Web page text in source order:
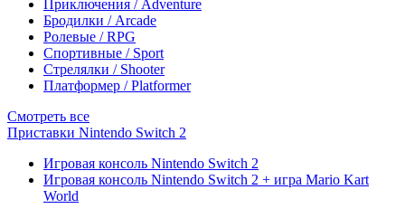
Приключения / Adventure
Бродилки / Arcade
Ролевые / RPG
Спортивные / Sport
Стрелялки / Shooter
Платформер / Platformer
Смотреть все
Приставки Nintendo Switch 2
Игровая консоль Nintendo Switch 2
Игровая консоль Nintendo Switch 2 + игра Mario Kart
World